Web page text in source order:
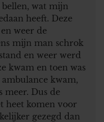
wat mijn
heeft. Deze
weer de
mijn man schrok
en weer werd
kwam en toen was
kwam,
meer. Dus de
heet komen voor
gezegd dan